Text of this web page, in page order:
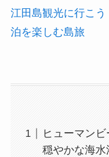
江田島観光に行こ
泊を楽しむ島旅
ヒューマン
穏やかな海水